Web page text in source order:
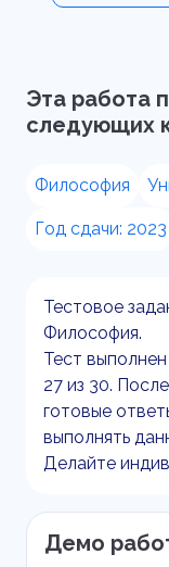
Эта работа
следующих
Философия
Год сдачи: 2023
Тестовое
Философия.
Тест
27 из 30.
готовые
выполнять
Делайте
Демо